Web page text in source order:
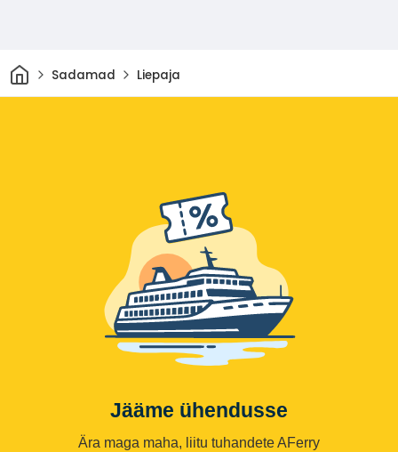
Avaleht
Sadamad Liepaja
Jääme ühendusse
Ära maga maha, liitu tuhandete AFerry